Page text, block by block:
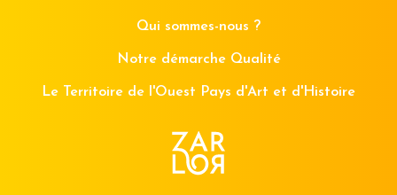
Qui sommes-nous ?
Notre démarche Qualité
Le Territoire de l'Ouest Pays d'Art et d'Histoire